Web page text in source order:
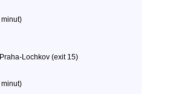
Lochkov (exit 15)